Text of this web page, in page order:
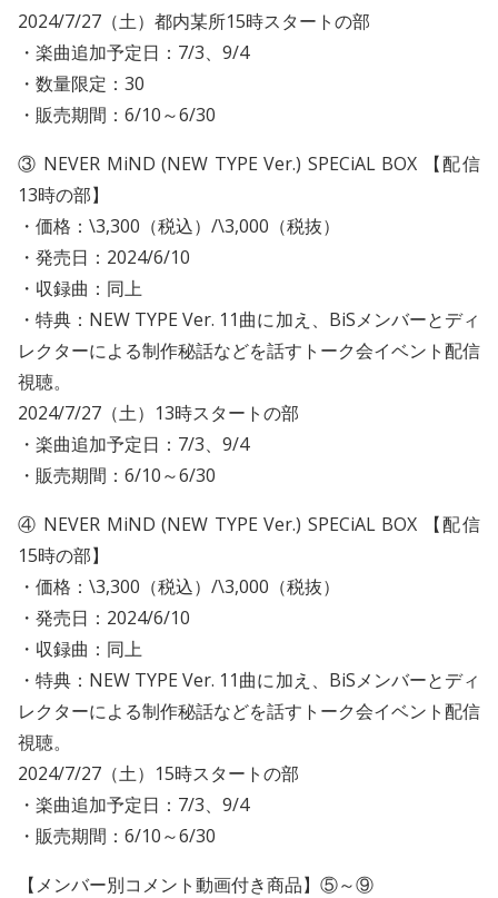
2024/7/27（土）都内某所15時スタートの部
・楽曲追加予定日：7/3、9/4
・数量限定：30
・販売期間：6/10～6/30
③ NEVER MiND (NEW TYPE Ver.) SPECiAL BOX 【配信
13時の部】
・価格：\3,300（税込）/\3,000（税抜）
・発売日：2024/6/10
・収録曲：同上
・特典：NEW TYPE Ver. 11曲に加え、BiSメンバーとディ
レクターによる制作秘話などを話すトーク会イベント配信
視聴。
2024/7/27（土）13時スタートの部
・楽曲追加予定日：7/3、9/4
・販売期間：6/10～6/30
④ NEVER MiND (NEW TYPE Ver.) SPECiAL BOX 【配信
15時の部】
・価格：\3,300（税込）/\3,000（税抜）
・発売日：2024/6/10
・収録曲：同上
・特典：NEW TYPE Ver. 11曲に加え、BiSメンバーとディ
レクターによる制作秘話などを話すトーク会イベント配信
視聴。
2024/7/27（土）15時スタートの部
・楽曲追加予定日：7/3、9/4
・販売期間：6/10～6/30
【メンバー別コメント動画付き商品】⑤～⑨